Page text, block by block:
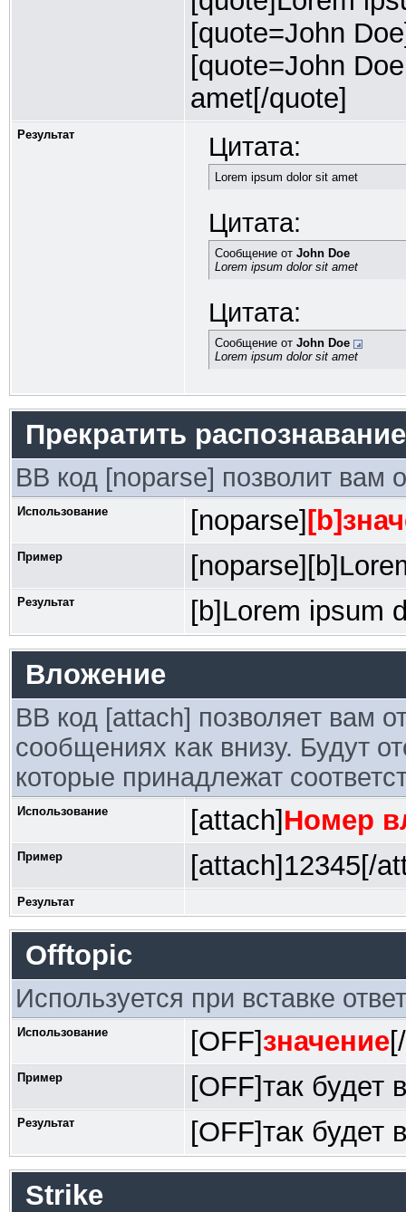
[quote=John
[quote=John
amet[/quote]
Результат Цитата:
Lorem ipsum dolor sit amet
Цитата:
Сообщение от John Doe
Lorem ipsum dolor sit amet
Цитата:
Сообщение от John Doe
Lorem ipsum dolor sit amet
Прекратить
BB код [noparse] позволит вам
Использование [noparse]
Пример
Результат
[b]Lorem ipsum
Вложение
BB код [attach] позволяет вам
сообщениях как внизу. Будут
которые принадлежат
Использование [attach] Номер
Пример [attach]12345[/
Результат
Offtopic
Используется при вставке
Использование [OFF]значение
Пример [OFF]так будет
Результат
[OFF]так будет
Strike